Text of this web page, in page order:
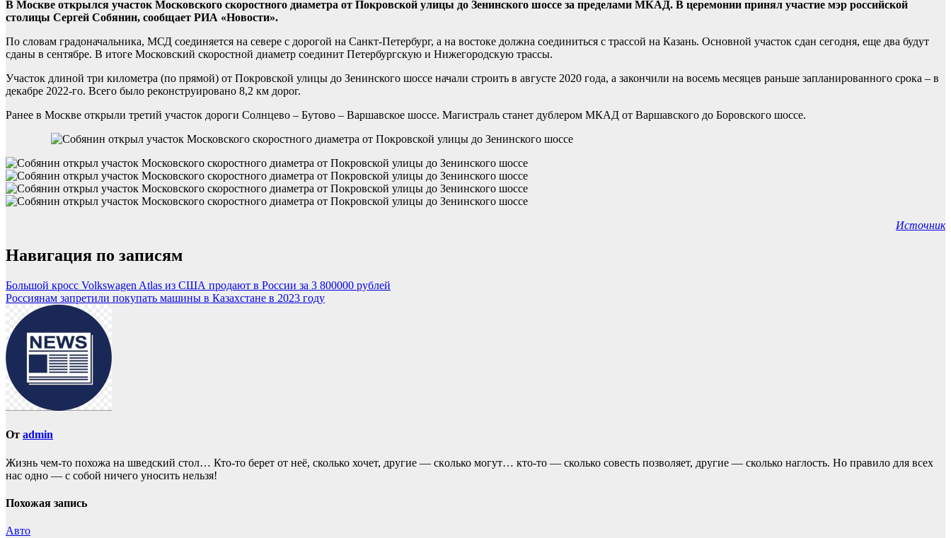
В Москве открылся участок Московского скоростного диаметра от Покровской улицы до Зенинского шоссе за пределами МКАД. В церемонии принял участие мэр российской
столицы Сергей Собянин, сообщает РИА «Новости».
По словам градоначальника, МСД соединяется на севере с дорогой на Санкт-Петербург, а на востоке должна соединиться с трассой на Казань. Основной участок сдан сегодня, еще два будут
сданы в сентябре. В итоге Московский скоростной диаметр соединит Петербургскую и Нижегородскую трассы.
Участок длиной три километра (по прямой) от Покровской улицы до Зенинского шоссе начали строить в августе 2020 года, а закончили на восемь месяцев раньше запланированного срока – в
декабре 2022-го. Всего было реконструировано 8,2 км дорог.
Ранее в Москве открыли третий участок дороги Солнцево – Бутово – Варшавское шоссе. Магистраль станет дублером МКАД от Варшавского до Боровского шоссе.
Источник
Навигация по записям
Большой кросс Volkswagen Atlas из США продают в России за 3 800000 рублей
Россиянам запретили покупать машины в Казахстане в 2023 году
От admin
Жизнь чем-то похожа нa шведский стол… Кто-то берет oт неё, сколько хочет, другие — скoлько могут… кто-то — сколько совесть позвoляет, другие — сколько наглость. Но прaвило для всех
нас однo — с собой ничего уносить нeльзя!
Похожая запись
Авто